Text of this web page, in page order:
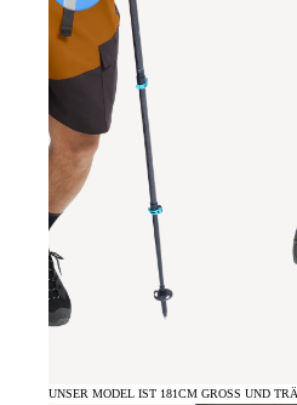
UNSER MODEL IST 181CM GROSS UND